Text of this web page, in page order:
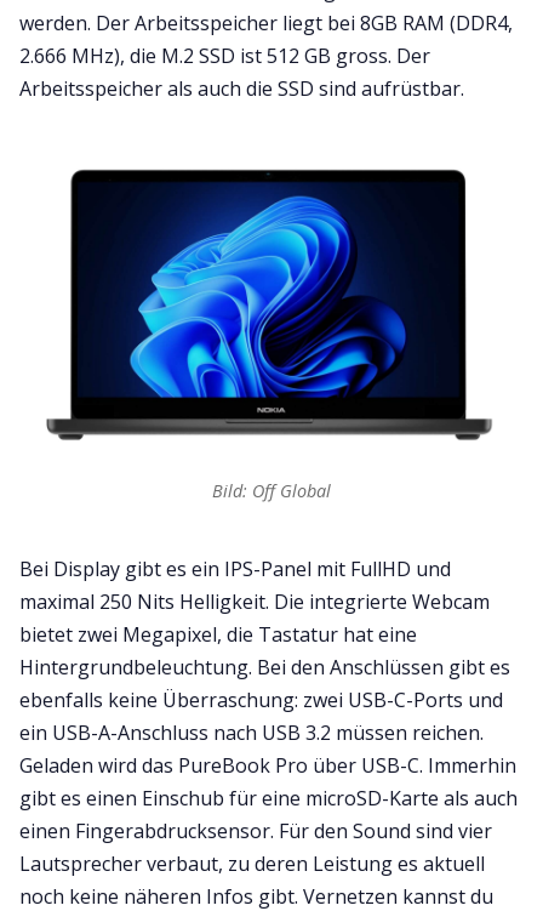
werden. Der Arbeitsspeicher liegt bei 8GB RAM (DDR4,
2.666 MHz), die M.2 SSD ist 512 GB gross. Der
Arbeitsspeicher als auch die SSD sind aufrüstbar.
Bild: Off Global
Bei Display gibt es ein IPS-Panel mit FullHD und
maximal 250 Nits Helligkeit. Die integrierte Webcam
bietet zwei Megapixel, die Tastatur hat eine
Hintergrundbeleuchtung. Bei den Anschlüssen gibt es
ebenfalls keine Überraschung: zwei USB-C-Ports und
ein USB-A-Anschluss nach USB 3.2 müssen reichen.
Geladen wird das PureBook Pro über USB-C. Immerhin
gibt es einen Einschub für eine microSD-Karte als auch
einen Fingerabdrucksensor. Für den Sound sind vier
Lautsprecher verbaut, zu deren Leistung es aktuell
noch keine näheren Infos gibt. Vernetzen kannst du